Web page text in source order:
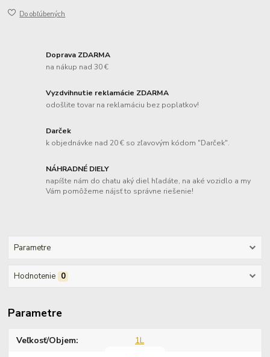
Do obľúbených
Doprava ZDARMA
na nákup nad 30 €
Vyzdvihnutie reklamácie ZDARMA
odošlite tovar na reklamáciu bez poplatkov!
Darček
k objednávke nad 20 € so zľavovým kódom "Darček".
NÁHRADNÉ DIELY
napíšte nám do chatu aký diel hľadáte, na aké vozidlo a my
Vám pomôžeme nájsť to správne riešenie!
Parametre
Hodnotenie 0
Parametre
Veľkosť/Objem 1L